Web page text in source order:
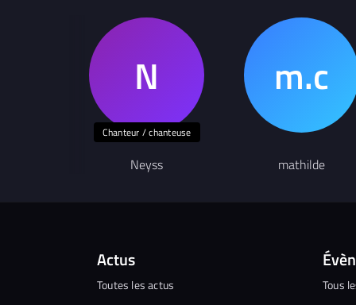
Chanteur / chanteuse
Neyss mathilde
Actus
Toutes les actus Tous